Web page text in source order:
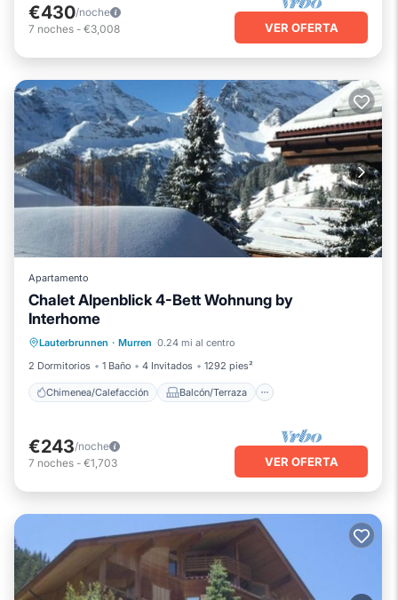
€430/noche
7 noches - €3,008 VER OFERTA
Apartamento
Chalet Alpenblick 4-Bett Wohnung by
Interhome
Lauterbrunnen · Murren 0.24 mi al centro
2 Dormitorios
1 Baño 4 Invitados 1292 pies²
Chimenea/Calefacción Balcón/Terraza
Chimenea/Calefacción
Cocina
Internet
€243/noche
7 noches - €1,703 VER OFERTA